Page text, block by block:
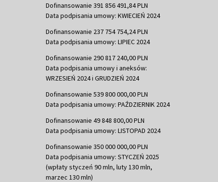
Dofinansowanie 391 856 491,84 PLN
Data podpisania umowy: KWIECIEŃ 2024
Dofinansowanie 237 754 754,24 PLN
Data podpisania umowy: LIPIEC 2024
Dofinansowanie 290 817 240,00 PLN
Data podpisania umowy i aneksów:
WRZESIEŃ 2024 i GRUDZIEŃ 2024
Dofinansowanie 539 800 000,00 PLN
Data podpisania umowy: PAŹDZIERNIK 2024
Dofinansowanie 49 848 800,00 PLN
Data podpisania umowy: LISTOPAD 2024
Dofinansowanie 350 000 000,00 PLN
Data podpisania umowy: STYCZEŃ 2025
(wpłaty styczeń 90 mln, luty 130 mln,
marzec 130 mln)